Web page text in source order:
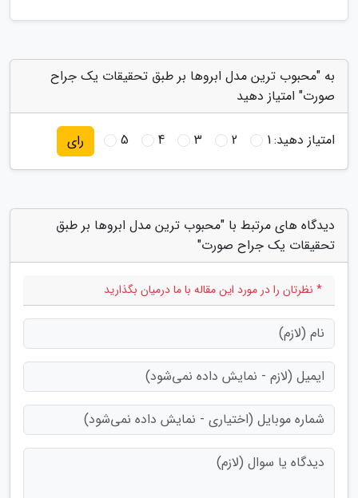
به "محبوب ترین مدل ابروها بر طبق تحقیقات یک جراح
صورت" امتیاز دهید
امتیاز دهید:1
2
3
4
5 رای
دیدگاه های مرتبط با "محبوب ترین مدل ابروها بر طبق
تحقیقات یک جراح صورت"
* نظرتان را در مورد این مقاله با ما درمیان بگذارید